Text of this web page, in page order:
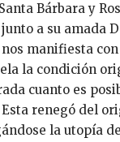
Bárbara y
a su amada
manifiesta
la condición
cuanto es
renegó del
la utopía